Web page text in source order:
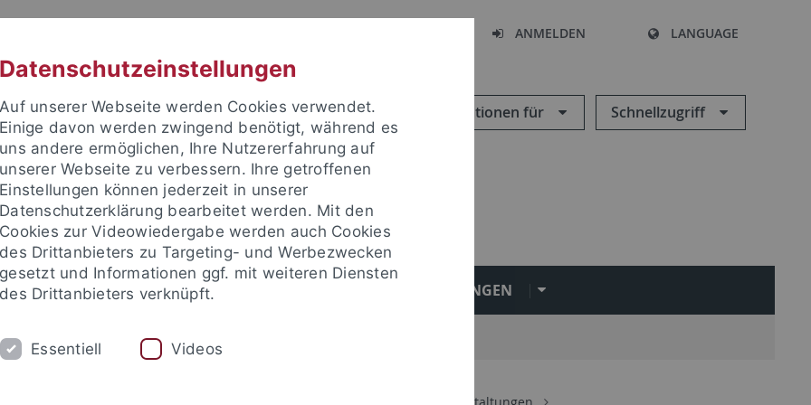
ANMELDEN LANGUAGE
Informationen für Schnellzugriff
LEHRSTÜHLE UND PERSONEN EINRICHTUNGEN
Lehrveranstaltungen
Datenschutzeinstellungen
Auf unserer Webseite werden Cookies verwendet.
Einige davon werden zwingend benötigt, während es
uns andere ermöglichen, Ihre Nutzererfahrung auf
unserer Webseite zu verbessern. Ihre getroffenen
Einstellungen können jederzeit in unserer
Datenschutzerklärung bearbeitet werden. Mit den
Cookies zur Videowiedergabe werden auch Cookies
des Drittanbieters zu Targeting- und Werbezwecken
gesetzt und Informationen ggf. mit weiteren Diensten
des Drittanbieters verknüpft.
Essentiell Videos